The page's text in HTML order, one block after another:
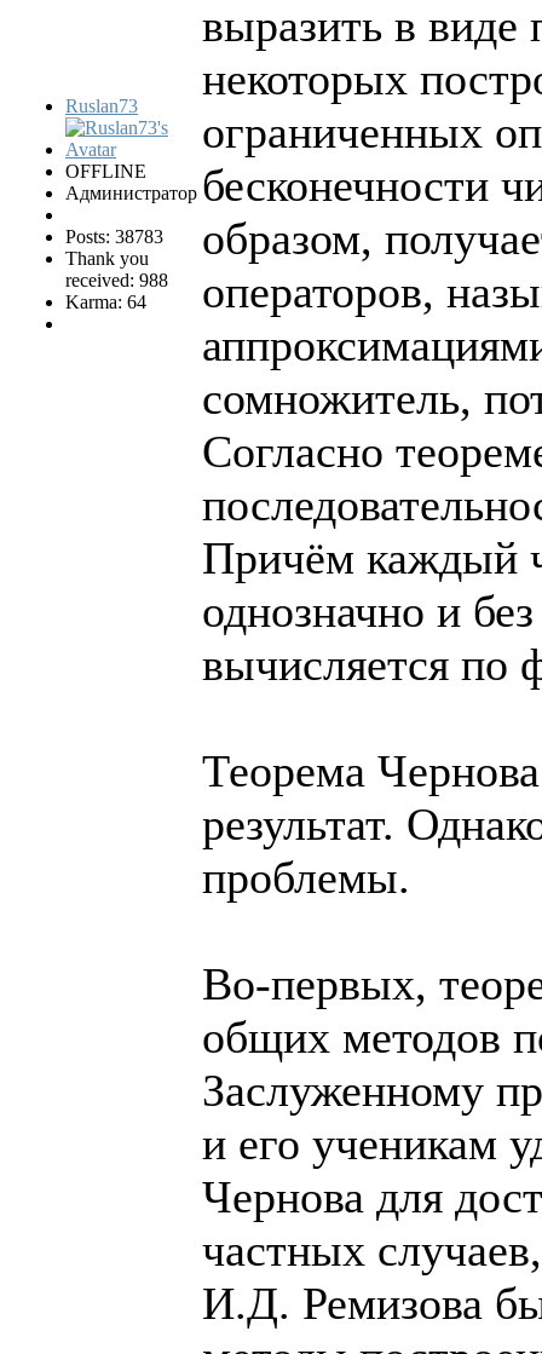
Ruslan73
OFFLINE
Администратор
Posts: 38783
Thank you
received: 988
Karma: 64
выразить в виде
некоторых
ограниченных
бесконечности
образом,
операторов,
сомножитель,
Согласно
Причём каждый
однозначно и
вычисляется по
Теорема
результат.
проблемы.
Во-первых,
общих методов
Заслуженному
и его ученикам
Чернова для
частных
И.Д. Ремизова